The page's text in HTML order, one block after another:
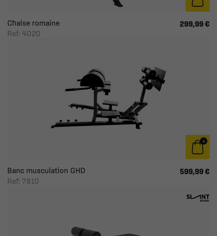
Chaise romaine
Ref: 4020
299,99 €
Banc musculation GHD
Ref: 7810
599,99 €